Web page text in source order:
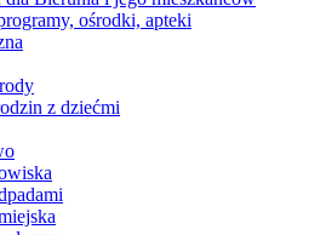
ośrodki, apteki
z dziećmi